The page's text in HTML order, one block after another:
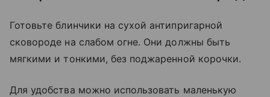
Готовьте блинчики на сухой антипригарной
сковороде на слабом огне. Они должны быть
мягкими и тонкими, без поджаренной корочки.
Для удобства можно использовать маленькую